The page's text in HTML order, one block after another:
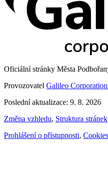
Oficiální stránky Města
Provozovatel Galileo Corporation
Poslední aktualizace: 9. 8. 2026
Změna vzhledu, Struktura stránek
Prohlášení o přístupnosti, Cookies